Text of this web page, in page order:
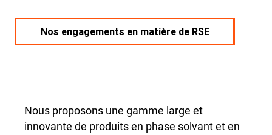
Nos engagements en matière de RSE
Nous proposons une gamme large et
innovante de produits en phase solvant et en